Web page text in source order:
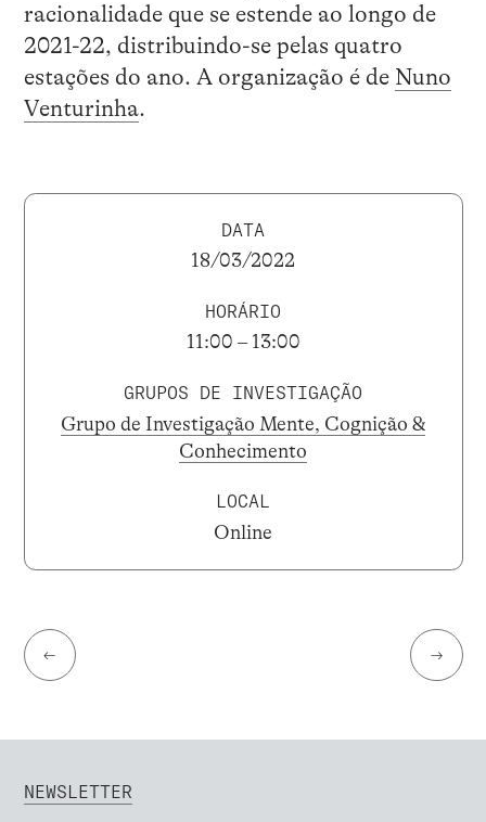
racionalidade que se estende ao longo de
2021-22, distribuindo-se pelas quatro
estações do ano. A organização é de Nuno
Venturinha.
DATA
18/03/2022
HORÁRIO
11:00 – 13:00
GRUPOS DE INVESTIGAÇÃO
Grupo de Investigação Mente, Cognição &
Conhecimento
LOCAL
Online
← →
NEWSLETTER